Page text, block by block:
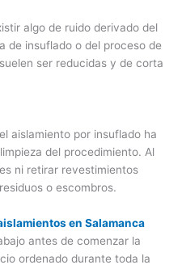
algo de ruido derivado del
de insuflado o del proceso de
ser reducidas y de corta
aislamiento por insuflado ha
del procedimiento. Al
ni retirar revestimientos
o escombros.
en Salamanca
antes de comenzar la
ordenado durante toda la